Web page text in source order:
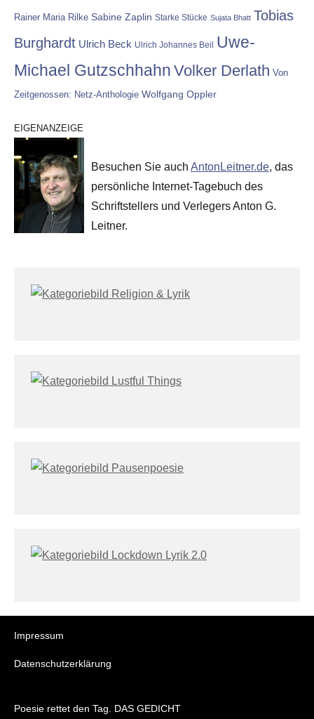
Rainer Maria Rilke Sabine Zaplin Starke Stücke Sujata Bhatt Tobias
Burghardt Ulrich Beck Ulrich Johannes Beil Uwe-
Michael Gutzschhahn Volker Derlath Von
Zeitgenossen: Netz-Anthologie Wolfgang Oppler
EIGENANZEIGE
Besuchen Sie auch AntonLeitner.de, das
persönliche Internet-Tagebuch des
Schriftstellers und Verlegers Anton G.
Leitner.
Impressum
Datenschutzerklärung
Poesie rettet den Tag. DAS GEDICHT